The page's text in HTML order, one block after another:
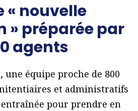
« nouvelle
» préparée par
agents
une équipe proche de 800
et administratifs
pour prendre en